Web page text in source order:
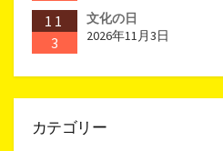
11
3
文化の日
2026年11月3日
カテゴリー